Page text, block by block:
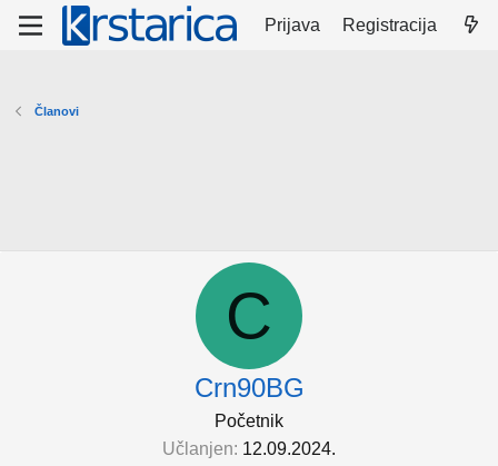
Prijava Registracija
Članovi
C
Crn90BG
Početnik
Učlanjen 12.09.2024.